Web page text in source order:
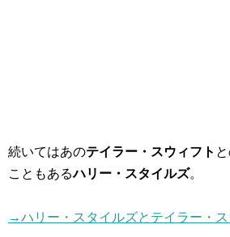
続いてはあのテイラー・スウィフト
こともあるハリー・スタイルズ。
→ハリー・スタイルズとテイラー・ス